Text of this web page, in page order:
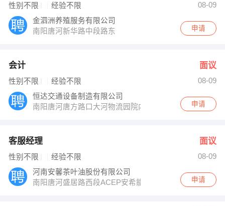
性别不限 经验不限
08-09
金泗洲养殖服务有限公司
南阳唐河新华路中段路东
申请
会计 面议
性别不限 经验不限
08-09
恒达交通设备制造有限公司
南阳唐河唐方路口大河物流园院内恒达交通设备制造有限
申请
客服经理 面议
性别不限 经验不限
08-09
河南安馨茶叶油股份有限公司
南阳唐河盛居路西段ACEP安希能科技园
申请